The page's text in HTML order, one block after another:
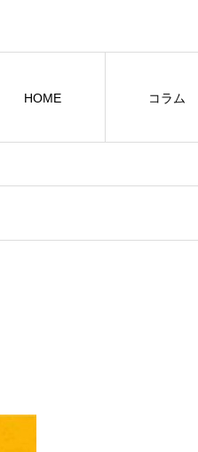
HOME コラム